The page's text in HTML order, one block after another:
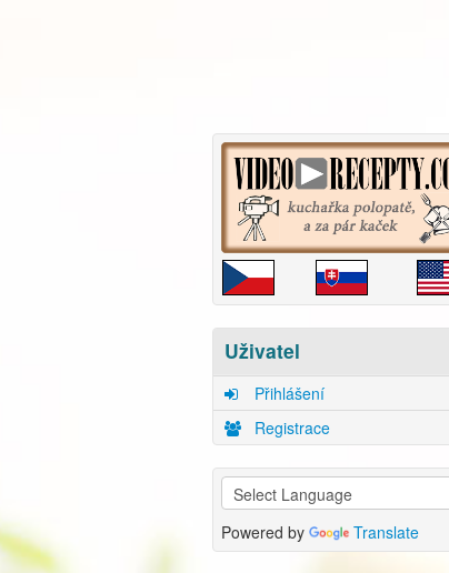
Uživatel
Přihlášení
Registrace
Powered by Translate